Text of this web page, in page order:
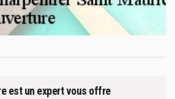
est un expert vous offre